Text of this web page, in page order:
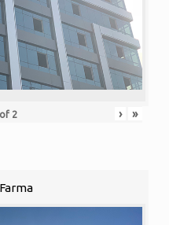
of 2 › »